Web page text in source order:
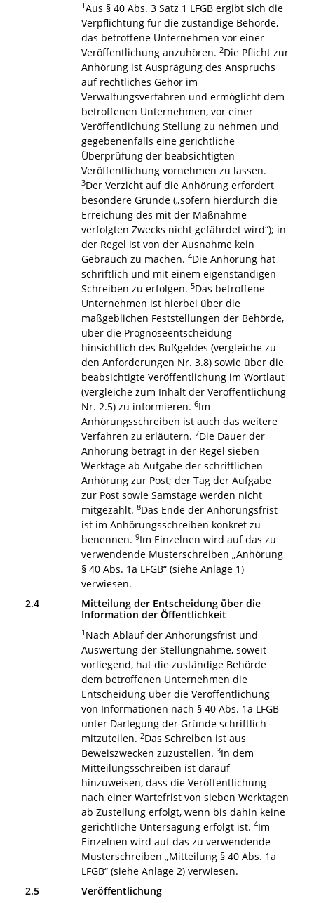
1Aus § 40 Abs. 3 Satz 1 LFGB ergibt sich die
Verpflichtung für die zuständige Behörde,
das betroffene Unternehmen vor einer
Veröffentlichung anzuhören. 2Die Pflicht zur
Anhörung ist Ausprägung des Anspruchs
auf rechtliches Gehör im
Verwaltungsverfahren und ermöglicht dem
betroffenen Unternehmen, vor einer
Veröffentlichung Stellung zu nehmen und
gegebenenfalls eine gerichtliche
Überprüfung der beabsichtigten
Veröffentlichung vornehmen zu lassen.
3Der Verzicht auf die Anhörung erfordert
besondere Gründe („sofern hierdurch die
Erreichung des mit der Maßnahme
verfolgten Zwecks nicht gefährdet wird“); in
der Regel ist von der Ausnahme kein
Gebrauch zu machen. 4Die Anhörung hat
schriftlich und mit einem eigenständigen
Schreiben zu erfolgen. 5Das betroffene
Unternehmen ist hierbei über die
maßgeblichen Feststellungen der Behörde,
über die Prognoseentscheidung
hinsichtlich des Bußgeldes (vergleiche zu
den Anforderungen Nr. 3.8) sowie über die
beabsichtigte Veröffentlichung im Wortlaut
(vergleiche zum Inhalt der Veröffentlichung
Nr. 2.5) zu informieren. 6Im
Anhörungsschreiben ist auch das weitere
Verfahren zu erläutern. 7Die Dauer der
Anhörung beträgt in der Regel sieben
Werktage ab Aufgabe der schriftlichen
Anhörung zur Post; der Tag der Aufgabe
zur Post sowie Samstage werden nicht
mitgezählt. 8Das Ende der Anhörungsfrist
ist im Anhörungsschreiben konkret zu
benennen. 9Im Einzelnen wird auf das zu
verwendende Musterschreiben „Anhörung
§ 40 Abs. 1a LFGB“ (siehe Anlage 1)
verwiesen.
2.4
Mitteilung der Entscheidung über die
Information der Öffentlichkeit
1 Nach Ablauf der Anhörungsfrist und
Auswertung der Stellungnahme, soweit
vorliegend, hat die zuständige Behörde
dem betroffenen Unternehmen die
Entscheidung über die Veröffentlichung
von Informationen nach § 40 Abs. 1a LFGB
unter Darlegung der Gründe schriftlich
mitzuteilen. 2Das Schreiben ist aus
Beweiszwecken zuzustellen. 3In dem
Mitteilungsschreiben ist darauf
hinzuweisen, dass die Veröffentlichung
nach einer Wartefrist von sieben Werktagen
ab Zustellung erfolgt, wenn bis dahin keine
gerichtliche Untersagung erfolgt ist. 4Im
Einzelnen wird auf das zu verwendende
Musterschreiben „Mitteilung § 40 Abs. 1a
LFGB“ (siehe Anlage 2) verwiesen.
2.5
Veröffentlichung